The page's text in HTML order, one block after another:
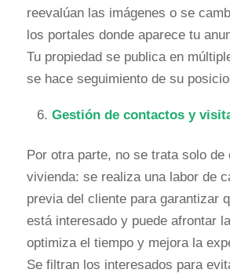
reevalúan las imágenes o se
los portales donde aparece tu
Tu propiedad se publica en
se hace seguimiento de su
Gestión de contactos y
Por otra parte, no se trata solo de
vivienda: se realiza una labor de
previa del cliente para garantizar
está interesado y puede afrontar
optimiza el tiempo y mejora la
Se filtran los interesados para